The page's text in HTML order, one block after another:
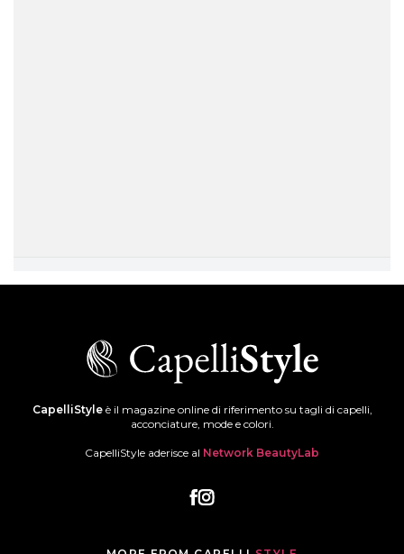
CapelliStyleè il magazine online di riferimento su tagli di capelli,
acconciature, mode e colori.
CapelliStyle aderisce al Network BeautyLab